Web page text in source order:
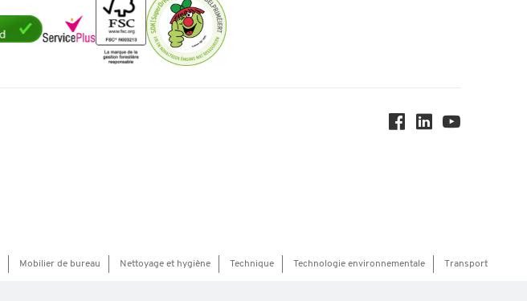
Mobilier de bureau Nettoyage et hygiène Technique Technologie environnementale Transport